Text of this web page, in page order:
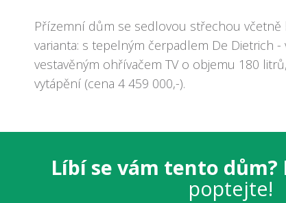
Přízemní dům se sedlovou střechou včetně
varianta: s tepelným čerpadlem De Dietrich
vestavěným ohřívačem TV o objemu 180
vytápění (cena 4 459 000,-).
Líbí se vám tento dům?
poptejte!